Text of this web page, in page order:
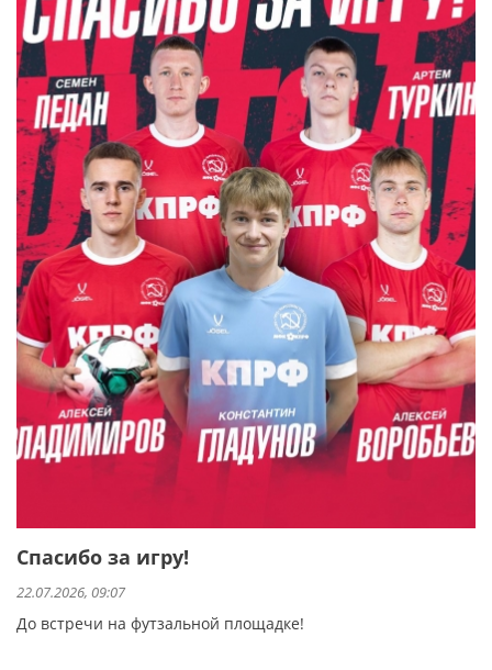
Спасибо за игру!
22.07.2026, 09:07
До встречи на футзальной площадке!